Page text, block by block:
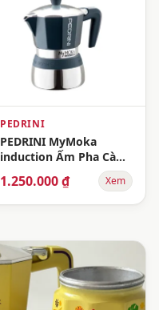
PEDRINI
PEDRINI MyMoka
induction Ấm Pha Cà
1.250.000 ₫ Xem